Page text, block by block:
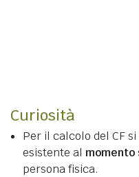
Curiosità
Per il calcolo del CF
esistente al
persona fisica.